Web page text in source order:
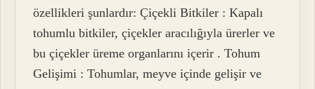
özellikleri şunlardır: Çiçekli Bitkiler : Kapalı
tohumlu bitkiler, çiçekler aracılığıyla ürerler ve
bu çiçekler üreme organlarını içerir . Tohum
Gelişimi : Tohumlar, meyve içinde gelişir ve